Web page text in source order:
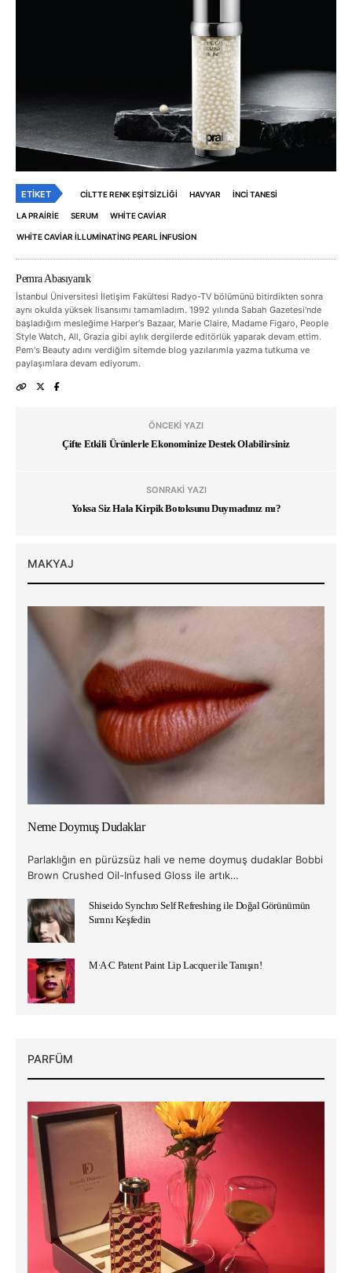
ETIKET CILTTE RENK EŞITSIZLIĞI HAVYAR INCI TANESI
LA PRAIRIE SERUM WHITE CAVIAR
WHITE CAVIAR ILLUMINATING PEARL INFUSION
Pemra Abasıyanık
İstanbul Üniversitesi İletişim Fakültesi Radyo-TV bölümünü bitirdikten sonra
aynı okulda yüksek lisansımı tamamladım. 1992 yılında Sabah Gazetesi'nde
başladığım mesleğime Harper's Bazaar, Marie Claire, Madame Figaro, People
Style Watch, All, Grazia gibi aylık dergilerde editörlük yaparak devam ettim.
Pem's Beauty adını verdiğim sitemde blog yazılarımla yazma tutkuma ve
paylaşımlara devam ediyorum.
ÖNCEKI YAZI
Çifte Etkili Ürünlerle Ekonominize Destek Olabilirsiniz
SONRAKI YAZI
Yoksa Siz Hala Kirpik Botoksunu Duymadınız mı?
MAKYAJ
Neme Doymuş Dudaklar
Parlaklığın en pürüzsüz hali ve neme doymuş dudaklar Bobbi
Brown Crushed Oil-Infused Gloss ile artık…
Shiseido Synchro Self Refreshing ile Doğal Görünümün
Sırrını Keşfedin
M∙A∙C Patent Paint Lip Lacquer ile Tanışın!
PARFÜM